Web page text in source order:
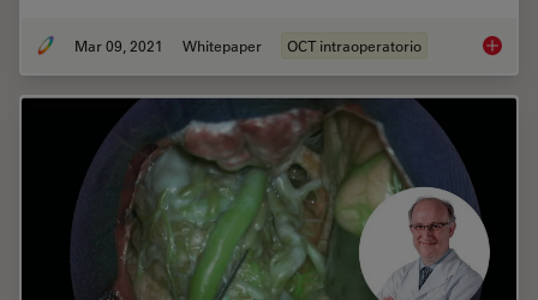
Mar 09, 2021 Whitepaper OCT intraoperatorio Moving